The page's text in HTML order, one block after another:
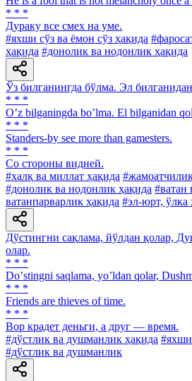
* * *
Дураку все смех на уме.
#яхши сўз ва ёмон сўз ҳақида
ҳақида #донолик ва нодонлик ҳақида
Ўз билганингда бўлма. Эл
* * *
Oʼz bilganingda boʼlma. El bilganidan
* * *
Standers-by see more than gamesters.
* * *
Co стороны видней.
#халқ ва миллат ҳақида
#донолик ва нодонлик ҳақида #ватан
ватанпарварлик ҳақида #эл-юрт, ўлка
Дўстингни сақлама, йўлдан қолар,
олар.
* * *
Doʼstingni saqlama, yoʼldan qolar,
* * *
Friends are thieves of time.
* * *
Вор крадет деньги, а друг — время.
#дўстлик ва душманлик ҳақида
#дўстлик ва душманлик